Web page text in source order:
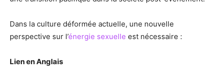
Dans la culture déformée actuelle, une nouvelle
perspective sur l’énergie sexuelle est nécessaire :
Lien en Anglais